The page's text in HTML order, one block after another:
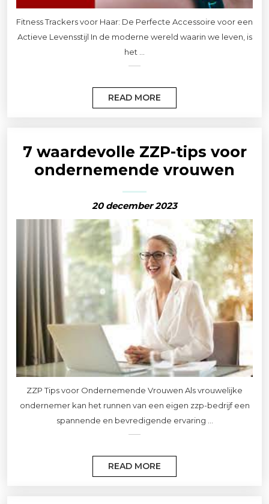
Fitness Trackers voor Haar: De Perfecte Accessoire voor een
Actieve Levensstijl In de moderne wereld waarin we leven, is
het ...
READ MORE
7 waardevolle ZZP-tips voor
ondernemende vrouwen
20 december 2023
ZZP Tips voor Ondernemende Vrouwen Als vrouwelijke
ondernemer kan het runnen van een eigen zzp-bedrijf een
spannende en bevredigende ervaring ...
READ MORE